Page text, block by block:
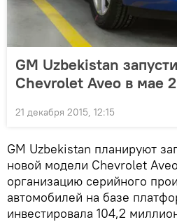
GM Uzbekistan
Chevrolet Aveo в мае
21 декабря 2015, 12:15
GM Uzbekistan планируют
новой модели Chevrolet
организацию серийного
автомобилей на базе
инвестировала 104,2